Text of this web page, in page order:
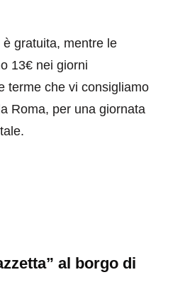
gratuita, mentre le
13€ nei giorni
terme che vi consigliamo
Roma, per una giornata
al borgo di